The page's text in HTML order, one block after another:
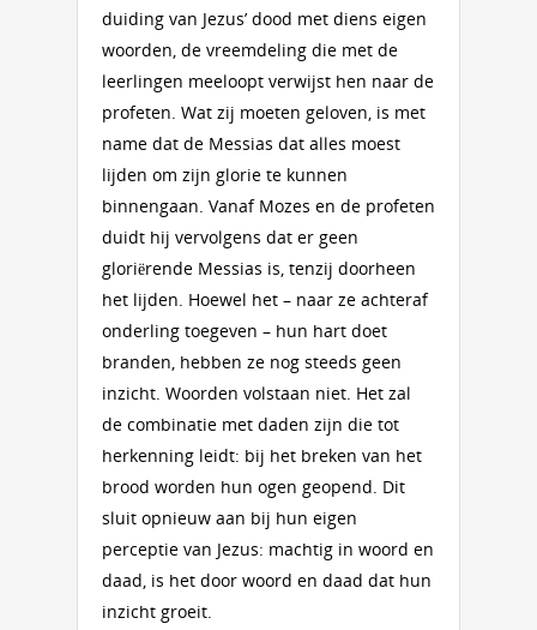
duiding van Jezus’ dood met diens eigen
woorden, de vreemdeling die met de
leerlingen meeloopt verwijst hen naar de
profeten. Wat zij moeten geloven, is met
name dat de Messias dat alles moest
lijden om zijn glorie te kunnen
binnengaan. Vanaf Mozes en de profeten
duidt hij vervolgens dat er geen
gloriërende Messias is, tenzij doorheen
het lijden. Hoewel het – naar ze achteraf
onderling toegeven – hun hart doet
branden, hebben ze nog steeds geen
inzicht. Woorden volstaan niet. Het zal
de combinatie met daden zijn die tot
herkenning leidt: bij het breken van het
brood worden hun ogen geopend. Dit
sluit opnieuw aan bij hun eigen
perceptie van Jezus: machtig in woord en
daad, is het door woord en daad dat hun
inzicht groeit.